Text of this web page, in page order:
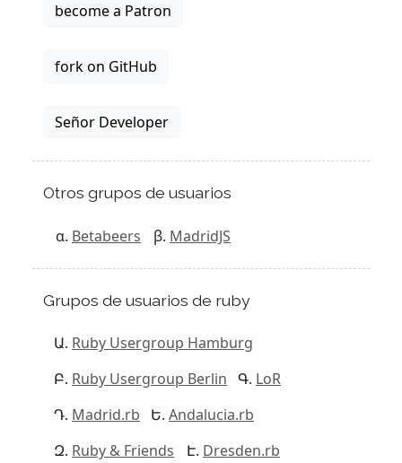
become a Patron
fork on GitHub
Señor Developer
Otros grupos de usuarios
Betabeers MadridJS
Grupos de usuarios de ruby
Ruby Usergroup Hamburg
Ruby Usergroup Berlin
LoR
Madrid.rb
Andalucia.rb
Ruby & Friends
Dresden.rb